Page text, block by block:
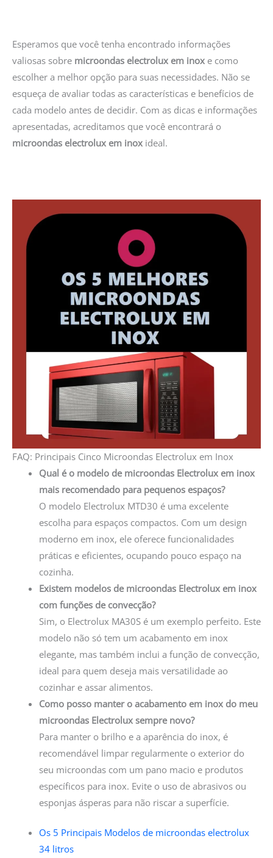
Esperamos que você tenha encontrado informações
valiosas sobre microondas electrolux em inox e como
escolher a melhor opção para suas necessidades. Não se
esqueça de avaliar todas as características e benefícios de
cada modelo antes de decidir. Com as dicas e informações
apresentadas, acreditamos que você encontrará o
microondas electrolux em inox ideal.
FAQ: Principais Cinco Microondas Electrolux em Inox
Qual é o modelo de microondas Electrolux em inox
mais recomendado para pequenos espaços?
O modelo Electrolux MTD30 é uma excelente
escolha para espaços compactos. Com um design
moderno em inox, ele oferece funcionalidades
práticas e eficientes, ocupando pouco espaço na
cozinha.
Existem modelos de microondas Electrolux em inox
com funções de convecção?
Sim, o Electrolux MA30S é um exemplo perfeito. Este
modelo não só tem um acabamento em inox
elegante, mas também inclui a função de convecção,
ideal para quem deseja mais versatilidade ao
cozinhar e assar alimentos.
Como posso manter o acabamento em inox do meu
microondas Electrolux sempre novo?
Para manter o brilho e a aparência do inox, é
recomendável limpar regularmente o exterior do
seu microondas com um pano macio e produtos
específicos para inox. Evite o uso de abrasivos ou
esponjas ásperas para não riscar a superfície.
Os 5 Principais Modelos de microondas electrolux
34 litros